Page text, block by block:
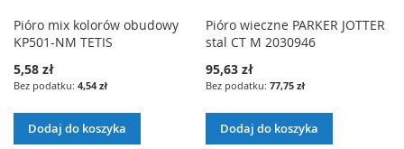
Pióro mix kolorów obudowy
KP501-NM TETIS
5,58 zł
4,54 zł
Dodaj do koszyka
Pióro wieczne PARKER JOTTER
stal CT M 2030946
95,63 zł
77,75 zł
Dodaj do koszyka